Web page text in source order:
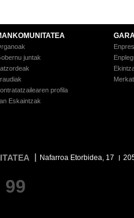
juntak
profila
Eskaintzak
Nafarroa Etorbidea, 17
99